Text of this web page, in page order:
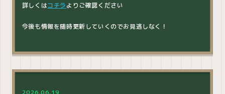
詳しくはコチラよりご確認ください
今後も情報を随時更新していくのでお見逃しなく！
2026.06.19